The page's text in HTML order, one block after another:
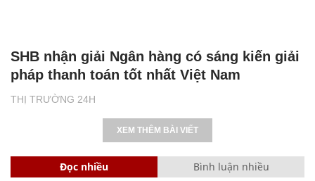
THỊ TRƯỜNG 24H
SHB nhận giải Ngân hàng có sáng kiến giải
pháp thanh toán tốt nhất Việt Nam
XEM THÊM BÀI VIẾT
Đọc nhiều Bình luận nhiều